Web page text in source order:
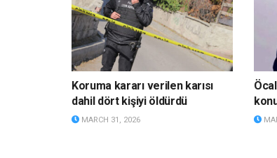
Koruma kararı verilen karısı
dahil dört kişiyi öldürdü
MARCH 31, 2026